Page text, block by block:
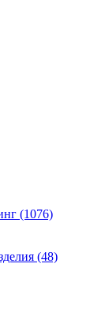
(1076)
(48)